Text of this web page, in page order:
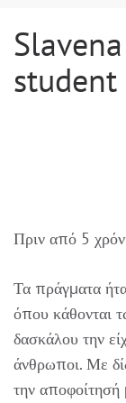
Πριν από 5
Τα πράγματα
όπου κάθονται
δασκάλου την
άνθρωποι. Με
την